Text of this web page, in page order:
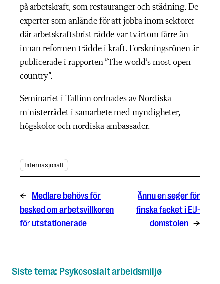
på arbetskraft, som restauranger och städning. De
experter som anlände för att jobba inom sektorer
där arbetskraftsbrist rådde var tvärtom färre än
innan reformen trädde i kraft. Forskningsrönen är
publicerade i rapporten ”The world’s most open
country”.
Seminariet i Tallinn ordnades av Nordiska
ministerrådet i samarbete med myndigheter,
högskolor och nordiska ambassader.
Internasjonalt
←
Medlare behövs för
besked om arbetsvillkoren
för utstationerade
Ännu en seger för
finska facket i EU-
domstolen →
Siste tema: Psykososialt arbeidsmiljø